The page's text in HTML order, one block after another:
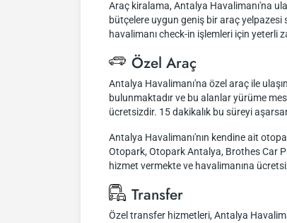
Araç kiralama, Antalya Havalimanı'na
bütçelere uygun geniş bir araç yelpazesi
havalimanı check-in işlemleri için yeterli
Özel Araç
Antalya Havalimanı'na özel araç ile
bulunmaktadır ve bu alanlar yürüme
ücretsizdir. 15 dakikalık bu süreyi
Antalya Havalimanı'nın kendine ait
Otopark, Otopark Antalya, Brothes Car
hizmet vermekte ve havalimanına
Transfer
Özel transfer hizmetleri, Antalya